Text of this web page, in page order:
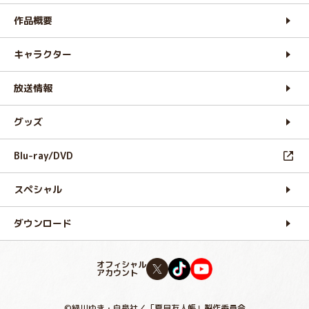
作品概要
キャラクター
放送情報
グッズ
Blu-ray/DVD
スペシャル
ダウンロード
オフィシャル
アカウント